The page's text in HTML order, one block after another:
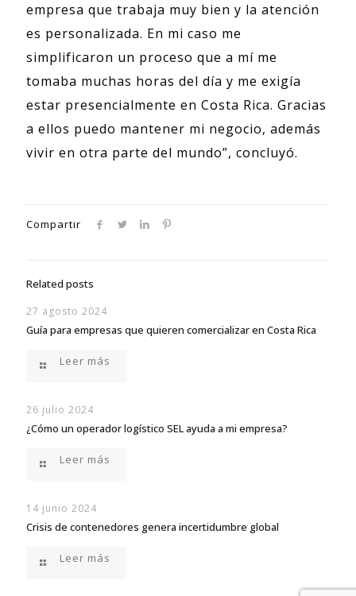
empresa que trabaja muy bien y la atención
es personalizada. En mi caso me
simplificaron un proceso que a mí me
tomaba muchas horas del día y me exigía
estar presencialmente en Costa Rica. Gracias
a ellos puedo mantener mi negocio, además
vivir en otra parte del mundo”, concluyó.
Compartir
Related posts
27 agosto 2024
Guía para empresas que quieren comercializar en Costa Rica
Leer más
26 julio 2024
¿Cómo un operador logístico SEL ayuda a mi empresa?
Leer más
14 junio 2024
Crisis de contenedores genera incertidumbre global
Leer más